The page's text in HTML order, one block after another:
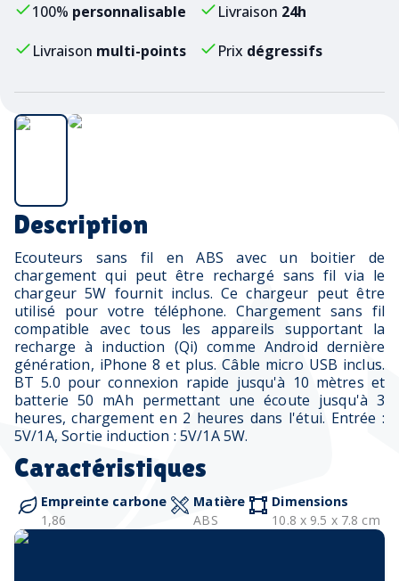
Description
Ecouteurs sans fil en ABS avec un boitier de
chargement qui peut être rechargé sans fil via le
chargeur 5W fournit inclus. Ce chargeur peut être
utilisé pour votre téléphone. Chargement sans fil
compatible avec tous les appareils supportant la
recharge à induction (Qi) comme Android dernière
génération, iPhone 8 et plus. Câble micro USB inclus.
BT 5.0 pour connexion rapide jusqu'à 10 mètres et
batterie 50 mAh permettant une écoute jusqu'à 3
heures, chargement en 2 heures dans l'étui. Entrée :
5V/1A, Sortie induction : 5V/1A 5W.
Caractéristiques
Empreinte carbone
1,86
Matière
ABS
Dimensions
10.8 x 9.5 x 7.8 cm
100% personnalisable Livraison 24h
Livraison multi-points Prix dégressifs